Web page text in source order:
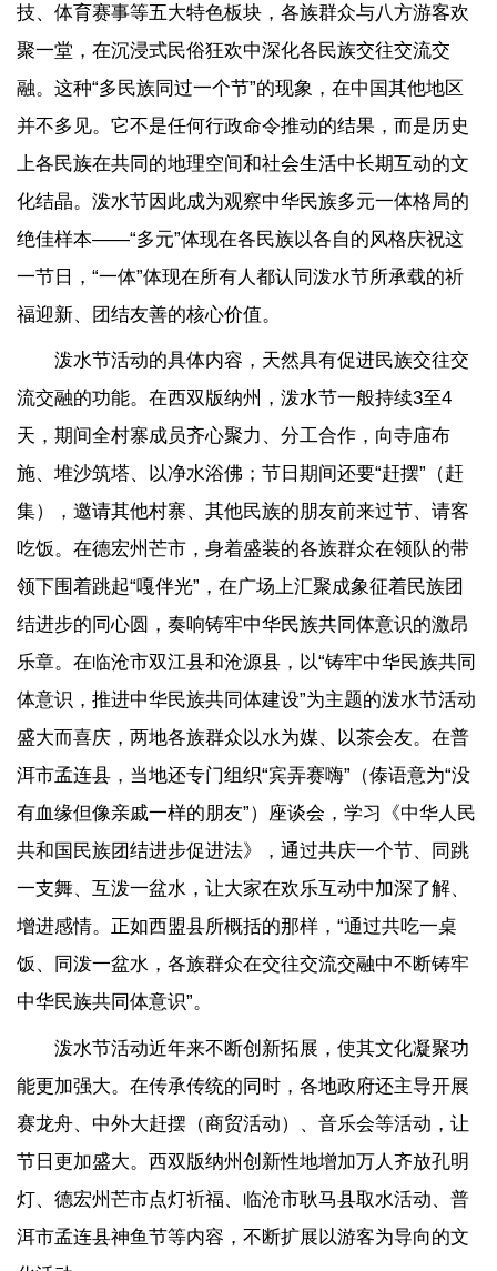
技、体育赛事等五大特色板块，各族群众与八方游客欢
聚一堂，在沉浸式民俗狂欢中深化各民族交往交流交
融。这种“多民族同过一个节”的现象，在中国其他地区
并不多见。它不是任何行政命令推动的结果，而是历史
上各民族在共同的地理空间和社会生活中长期互动的文
化结晶。泼水节因此成为观察中华民族多元一体格局的
绝佳样本——“多元”体现在各民族以各自的风格庆祝这
一节日，“一体”体现在所有人都认同泼水节所承载的祈
福迎新、团结友善的核心价值。
泼水节活动的具体内容，天然具有促进民族交往交
流交融的功能。在西双版纳州，泼水节一般持续3至4
天，期间全村寨成员齐心聚力、分工合作，向寺庙布
施、堆沙筑塔、以净水浴佛；节日期间还要“赶摆”（赶
集），邀请其他村寨、其他民族的朋友前来过节、请客
吃饭。在德宏州芒市，身着盛装的各族群众在领队的带
领下围着跳起“嘎伴光”，在广场上汇聚成象征着民族团
结进步的同心圆，奏响铸牢中华民族共同体意识的激昂
乐章。在临沧市双江县和沧源县，以“铸牢中华民族共同
体意识，推进中华民族共同体建设”为主题的泼水节活动
盛大而喜庆，两地各族群众以水为媒、以茶会友。在普
洱市孟连县，当地还专门组织“宾弄赛嗨”（傣语意为“没
有血缘但像亲戚一样的朋友”）座谈会，学习《中华人民
共和国民族团结进步促进法》，通过共庆一个节、同跳
一支舞、互泼一盆水，让大家在欢乐互动中加深了解、
增进感情。正如西盟县所概括的那样，“通过共吃一桌
饭、同泼一盆水，各族群众在交往交流交融中不断铸牢
中华民族共同体意识”。
泼水节活动近年来不断创新拓展，使其文化凝聚功
能更加强大。在传承传统的同时，各地政府还主导开展
赛龙舟、中外大赶摆（商贸活动）、音乐会等活动，让
节日更加盛大。西双版纳州创新性地增加万人齐放孔明
灯、德宏州芒市点灯祈福、临沧市耿马县取水活动、普
洱市孟连县神鱼节等内容，不断扩展以游客为导向的文